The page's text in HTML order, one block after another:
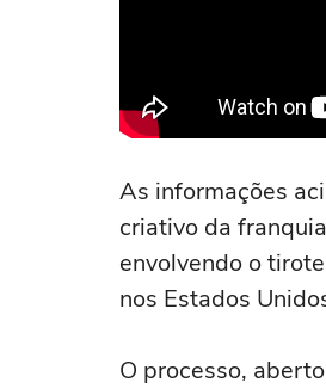
As informações
criativo da
envolvendo o
nos Estados
O processo,